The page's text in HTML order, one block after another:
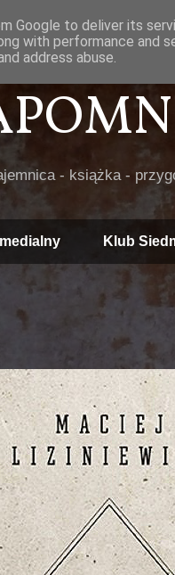
- książka -
Klub
Google to deliver its
with performance and
address abuse.